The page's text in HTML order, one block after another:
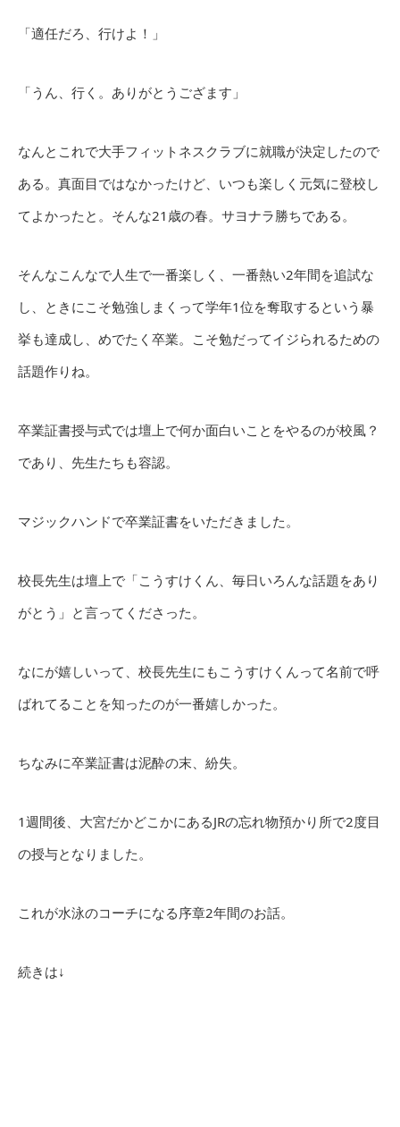
「適任だろ、行けよ！」
「うん、行く。ありがとうござます」
なんとこれで大手フィットネスクラブに就職が決定したので
ある。真面目ではなかったけど、いつも楽しく元気に登校し
てよかったと。そんな21歳の春。サヨナラ勝ちである。
そんなこんなで人生で一番楽しく、一番熱い2年間を追試な
し、ときにこそ勉強しまくって学年1位を奪取するという暴
挙も達成し、めでたく卒業。こそ勉だってイジられるための
話題作りね。
卒業証書授与式では壇上で何か面白いことをやるのが校風？
であり、先生たちも容認。
マジックハンドで卒業証書をいただきました。
校長先生は壇上で「こうすけくん、毎日いろんな話題をあり
がとう」と言ってくださった。
なにが嬉しいって、校長先生にもこうすけくんって名前で呼
ばれてることを知ったのが一番嬉しかった。
ちなみに卒業証書は泥酔の末、紛失。
1週間後、大宮だかどこかにあるJRの忘れ物預かり所で2度目
の授与となりました。
これが水泳のコーチになる序章2年間のお話。
続きは↓